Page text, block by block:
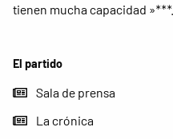
El partido
Sala de prensa
La crónica
tienen mucha capacidad »***.